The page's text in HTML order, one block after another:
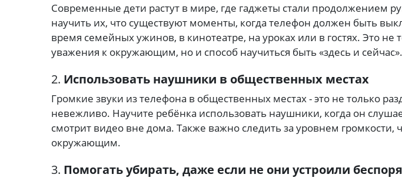
Современные дети растут в мире, где гаджеты стали продолжением
научить их, что существуют моменты, когда телефон должен быть
время семейных ужинов, в кинотеатре, на уроках или в гостях. Это не
уважения к окружающим, но и способ научиться быть «здесь и сейчас».
2. Использовать наушники в общественных местах
Громкие звуки из телефона в общественных местах - это не только
невежливо. Научите ребёнка использовать наушники, когда он
смотрит видео вне дома. Также важно следить за уровнем громкости,
окружающим.
3. Помогать убирать, даже если не они устроили